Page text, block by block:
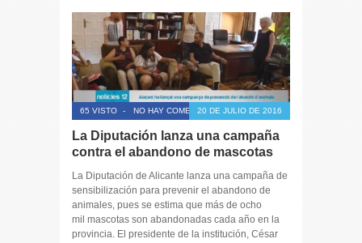
65 VISTO - NO HAY COMENTARIOS20 DE JULIO DE 2016
La Diputación lanza una campaña
contra el abandono de mascotas
La Diputación de Alicante lanza una campaña de
sensibilización para prevenir el abandono de
animales, pues se estima que más de ocho
mil mascotas son abandonadas cada año en la
provincia. El presidente de la institución, César